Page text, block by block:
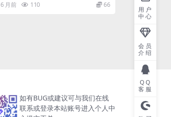
6 月前 110 66
如有BUG或建议可与我们在线
联系或登录本站账号进入个人中
用户
中心
会员
介绍
QQ
客服